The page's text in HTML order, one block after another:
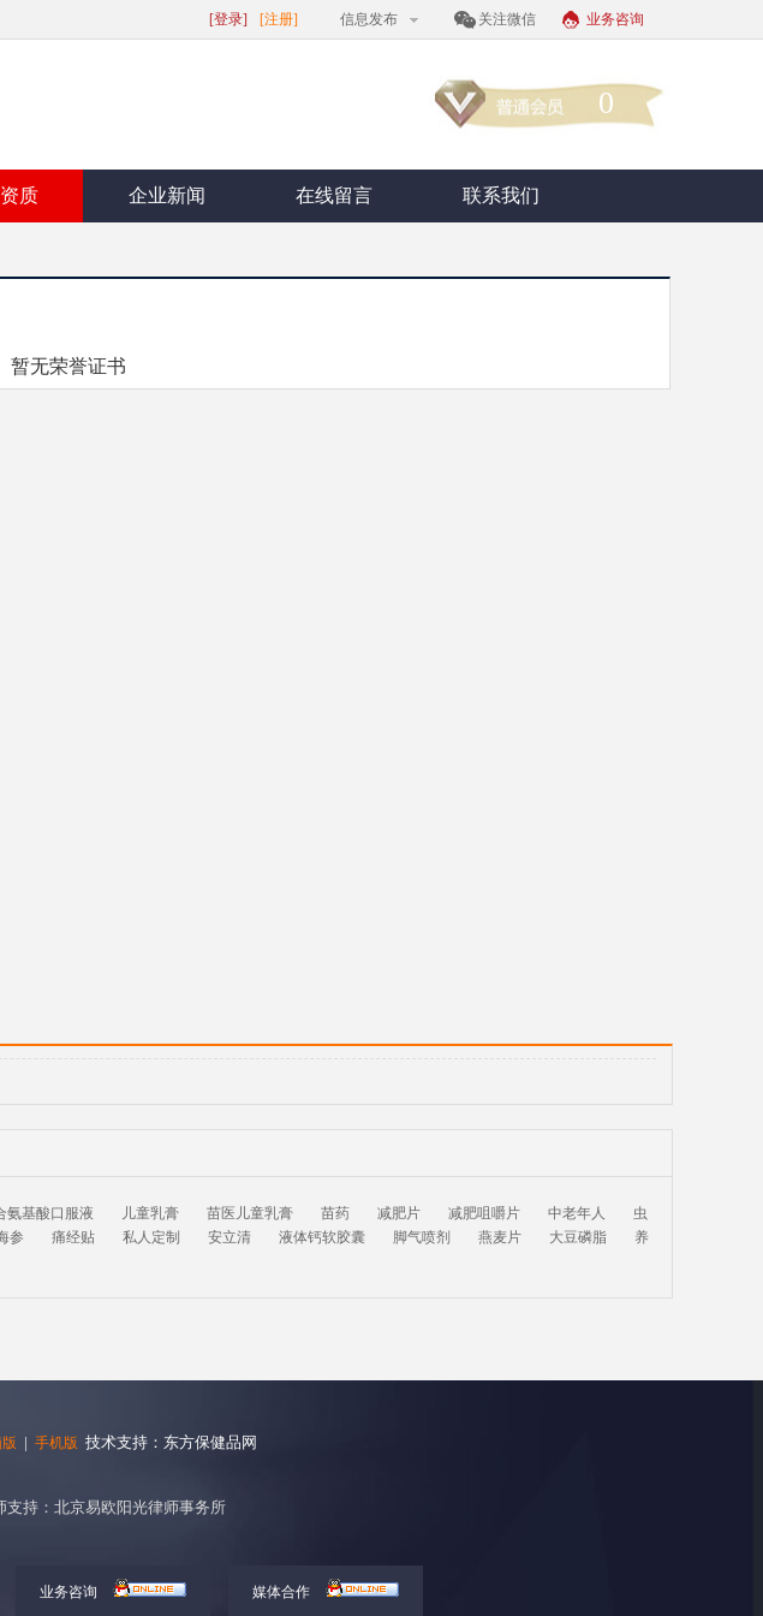
业务咨询
关注微信
信息发布
[注册]
[登录]
0
质 企业新闻 在线留言 联系我们
暂无荣誉证书
氨基酸口服液 儿童乳膏 苗医儿童乳膏 苗药 减肥片 减肥咀嚼片 中老年人
虫
参 痛经贴 私人定制 安立清 液体钙软胶囊 脚气喷剂 燕麦片 大豆磷脂
养
| 手机版 技术支持：东方保健品网
支持：北京易欧阳光律师事务所
业务咨询 媒体合作